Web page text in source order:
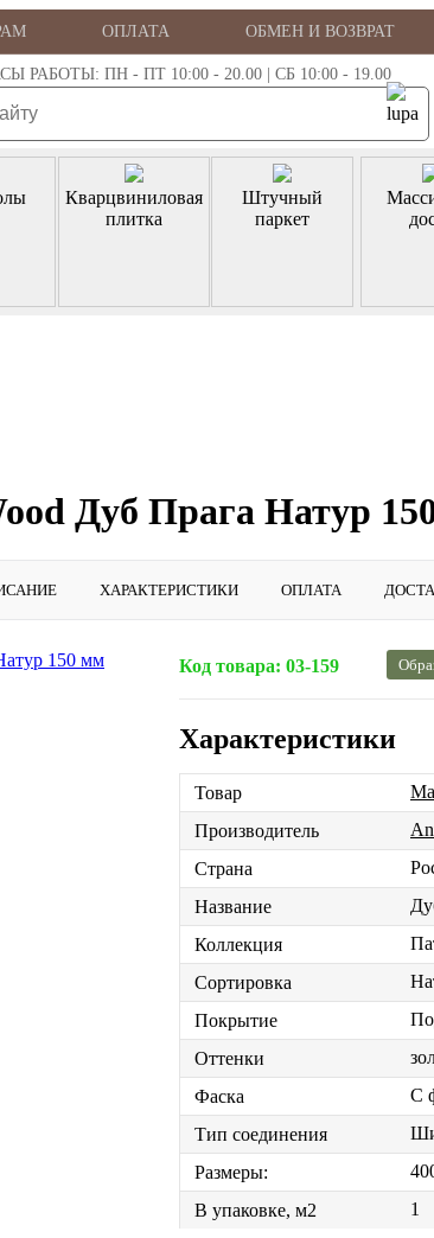
ОПЛАТА ОБМЕН И ВОЗВРАТ
РАБОТЫ: ПН - ПТ 10:00 - 20.00 | СБ 10:00 - 19.00
Кварцвиниловая
плитка
Штучный
паркет
Дуб Прага Натур
ХАРАКТЕРИСТИКИ ОПЛАТА
Код товара: 03-159
Характеристики
Товар
Производитель
Страна
Название
Коллекция
Сортировка
Покрытие
Оттенки
Фаска
С
Тип соединения
Размеры:
В упаковке, м2
1